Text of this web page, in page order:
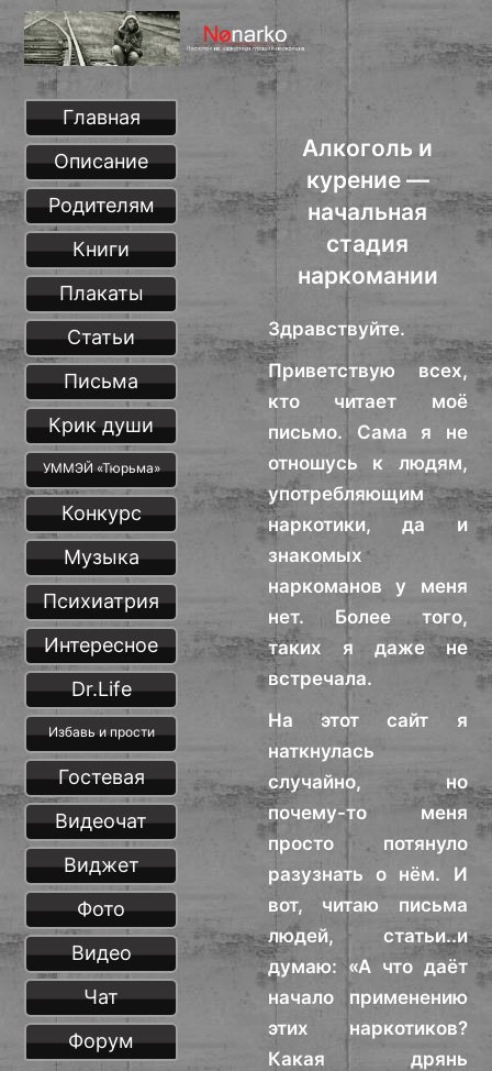
Алкоголь и
курение —
начальная
стадия
наркомании
Здравствуйте.
Приветствую всех,
кто читает моё
письмо. Сама я не
отношусь к людям,
употребляющим
наркотики, да и
знакомых
наркоманов у меня
нет. Более того,
таких я даже не
встречала.
На этот сайт я
наткнулась
случайно, но
почему-то меня
просто потянуло
разузнать о нём. И
вот, читаю письма
людей, статьи..и
думаю: «А что даёт
начало применению
этих наркотиков?
Какая дрянь
Главная
Описание
Родителям
Книги
Плакаты
Статьи
Письма
Крик души
УММЭЙ «Тюрьма»
Конкурс
Музыка
Психиатрия
Интересное
Dr.Life
Избавь и прости
Гостевая
Видеочат
Виджет
Фото
Видео
Чат
Форум